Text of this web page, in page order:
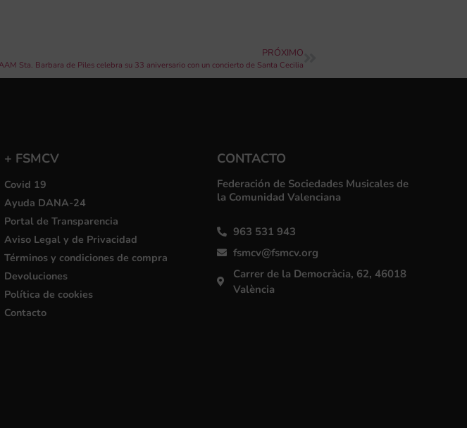
PRÓXIMO
Sta. Barbara de Piles celebra su 33 aniversario con un concierto de Santa Cecilia
+ FSMCV
Covid 19
Ayuda DANA-24
Portal de Transparencia
Aviso Legal y de Privacidad
Términos y condiciones de compra
Devoluciones
Política de cookies
Contacto
CONTACTO
Federación de Sociedades Musicales de
la Comunidad Valenciana
963 531 943
fsmcv@fsmcv.org
Carrer de la Democràcia, 62, 46018
València